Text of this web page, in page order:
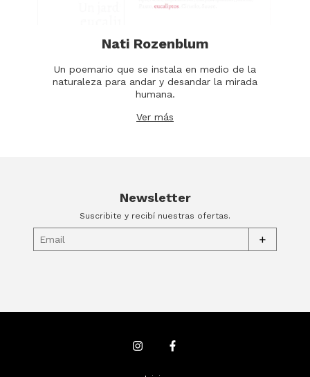
Nati Rozenblum
Un poemario que se instala en medio de la
naturaleza para andar y desandar la mirada
humana.
Ver más
Newsletter
Suscribite y recibí nuestras ofertas.
+